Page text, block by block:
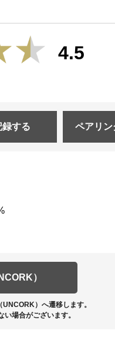
4.5
録する ペアリン
）
）へ遷移します。
場合がございます。